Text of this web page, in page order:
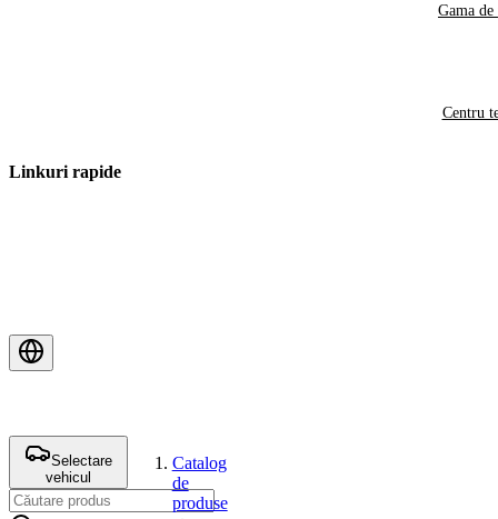
Gama de
Centru
Linkuri rapide
Selectare
vehicul
Catalog
de
produse